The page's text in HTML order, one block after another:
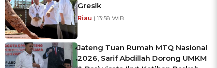
Gresik
Riau | 13:58 WIB
Jateng Tuan Rumah MTQ Nasional
2026, Sarif Abdillah Dorong UMKM